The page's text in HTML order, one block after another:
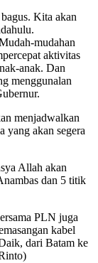
Kita akan
mudahan
aktivitas
anak. Dan
menggunalan
menjadwalkan
yang akan segera
Allah akan
dan 5 titik
PLN juga
kabel
dari Batam ke